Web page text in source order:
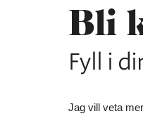
Bli
Fyll i
Jag vill veta